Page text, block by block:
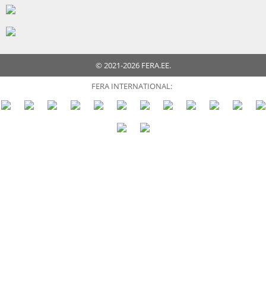
© 2021-2026 FERA.EE.
FERA INTERNATIONAL: